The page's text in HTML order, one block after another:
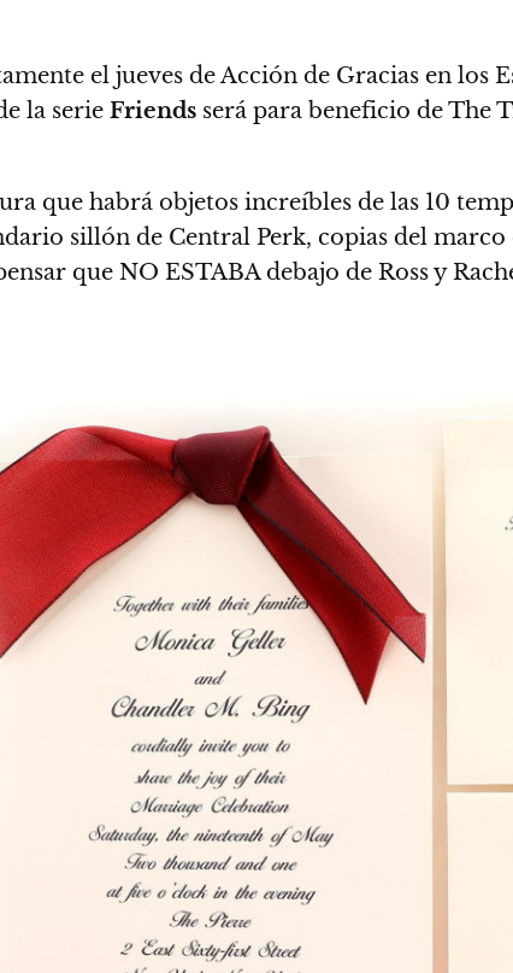
el jueves de Acción de Gracias en
la serie Friends será para beneficio de The
que habrá objetos increíbles de las 10
sillón de Central Perk, copias del
que NO ESTABA debajo de Ross y